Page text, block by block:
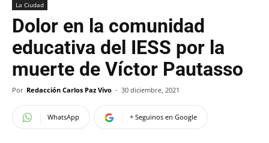
La Ciudad
Dolor en la comunidad
educativa del IESS por la
muerte de Víctor Pautasso
Por Redacción Carlos Paz Vivo - 30 diciembre, 2021
WhatsApp + Seguinos en Google